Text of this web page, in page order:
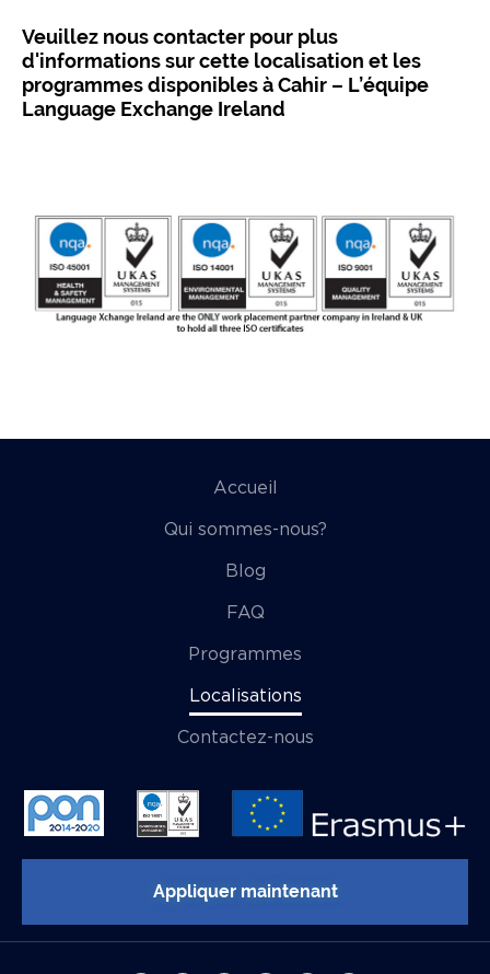
Veuillez nous contacter pour plus
d'informations sur cette localisation et les
programmes disponibles à Cahir – L’équipe
Language Exchange Ireland
Accueil
Qui sommes-nous?
Blog
FAQ
Programmes
Localisations
Contactez-nous
Appliquer maintenant